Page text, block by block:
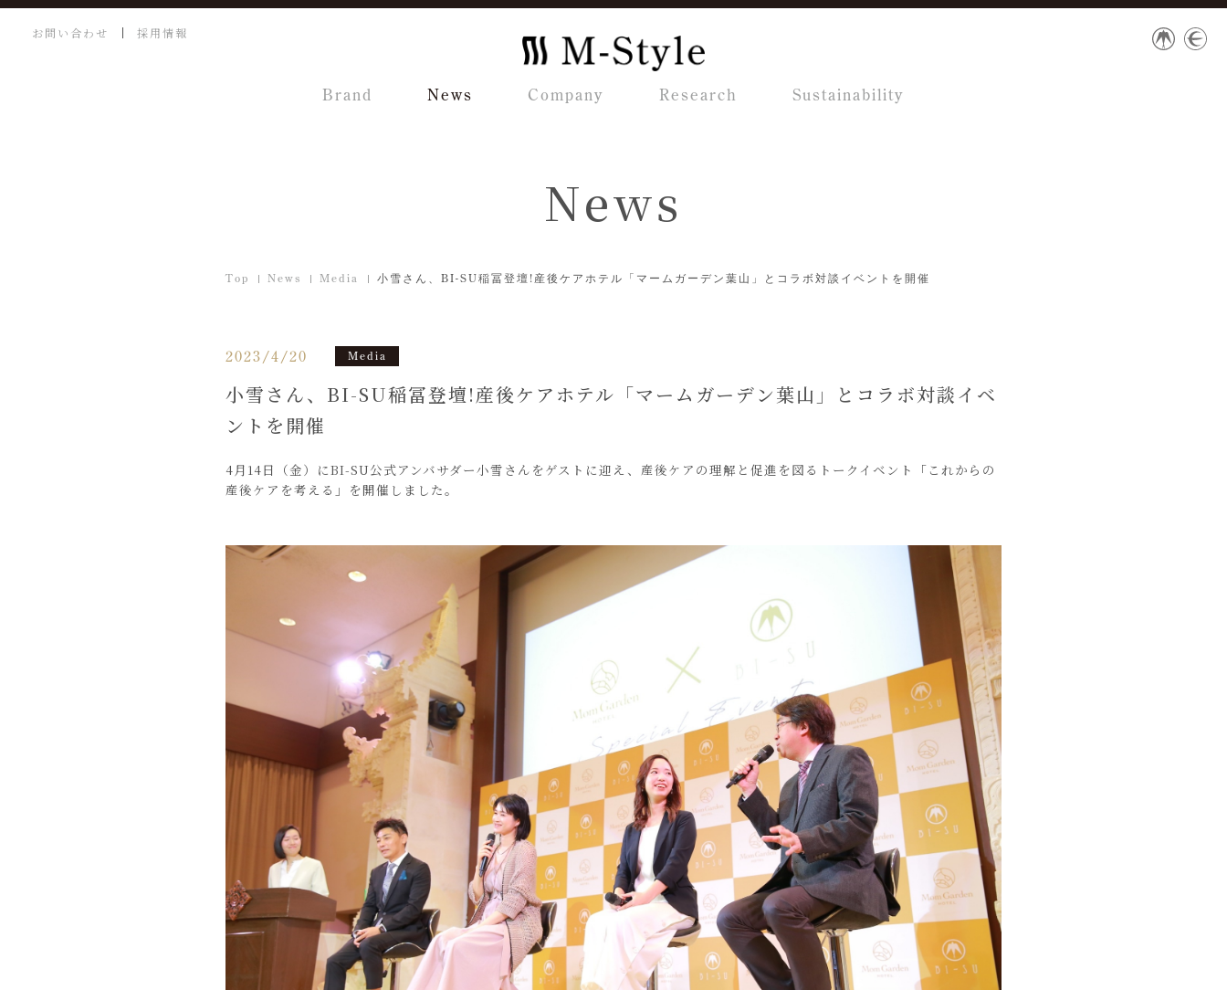
Brand News Company Research Sustainability
お問い合わせ 採用情報
News
Top News Media 小雪さん、BI-SU稲冨登壇!産後ケアホテル「マームガーデン葉山」とコラボ対談イベントを開催
2023/4/20 Media
小雪さん、BI-SU稲冨登壇!産後ケアホテル「マームガーデン葉山」とコラボ対談イベ
ントを開催
4月14日（金）にBI-SU公式アンバサダー小雪さんをゲストに迎え、産後ケアの理解と促進を図るトークイベント「これからの
産後ケアを考える」を開催しました。